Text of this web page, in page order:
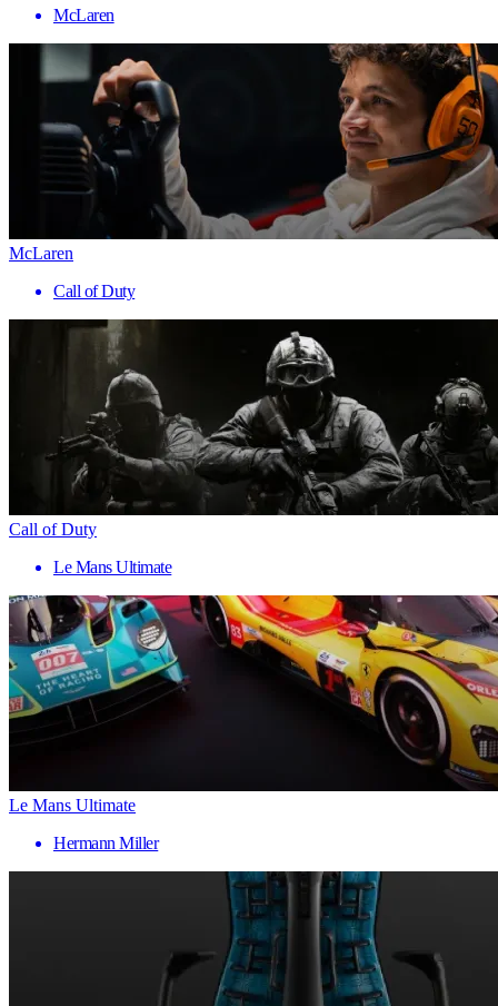
McLaren
McLaren
Call of Duty
Call of Duty
Le Mans Ultimate
Le Mans Ultimate
Hermann Miller